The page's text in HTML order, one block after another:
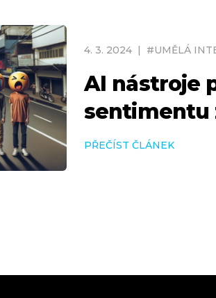
4. 3. 2024 | #UMĚLÁ
AI nástroje
sentimentu
PŘEČÍST ČLÁNEK